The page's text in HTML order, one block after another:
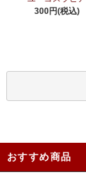
300円(税込)
おすすめ商品